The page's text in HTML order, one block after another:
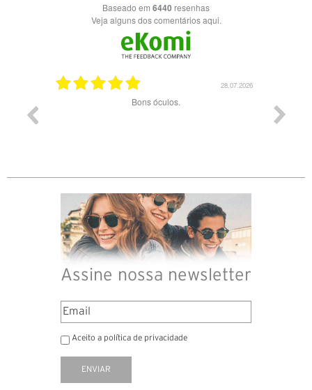
Baseado em 6440 resenhas
Veja alguns dos comentários aqui.
28.07.2026
Bons óculos.
Assine nossa newsletter
Aceito a política de privacidade
ENVIAR